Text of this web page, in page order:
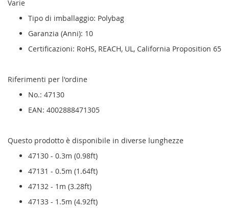
Varie
Tipo di imballaggio: Polybag
Garanzia (Anni): 10
Certificazioni: RoHS, REACH, UL, California Proposition 65
Riferimenti per l'ordine
No.: 47130
EAN: 4002888471305
Questo prodotto è disponibile in diverse lunghezze
47130 - 0.3m (0.98ft)
47131 - 0.5m (1.64ft)
47132 - 1m (3.28ft)
47133 - 1.5m (4.92ft)